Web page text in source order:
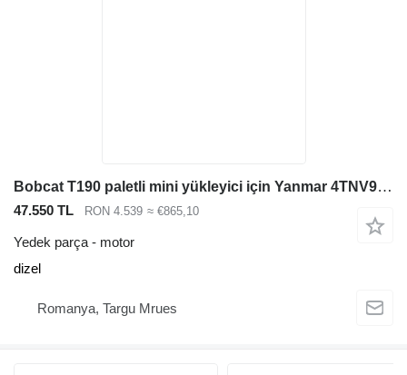
Bobcat T190 paletli mini yükleyici için Yanmar 4TNV98 motor
47.550 TL RON 4.539 ≈ €865,10
Yedek parça - motor
dizel
Romanya, Targu Mrues